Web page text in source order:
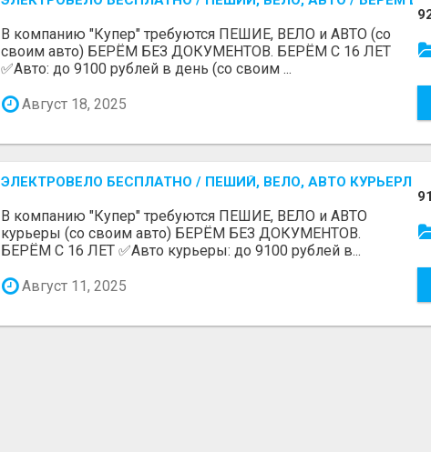
В компанию "Купер" требуются ПЕШИЕ, ВЕЛО и АВТО (со
своим авто) БЕРЁМ БЕЗ ДОКУМЕНТОВ. БЕРЁМ С 16 ЛЕТ
✅Авто: до 9100 рублей в день (со своим ...
Август 18, 2025
ЭЛЕКТРОВЕЛО БЕСПЛАТНО / ПЕШИЙ, ВЕЛО, АВТО
В компанию "Купер" требуются ПЕШИЕ, ВЕЛО и АВТО
курьеры (со своим авто) БЕРЁМ БЕЗ ДОКУМЕНТОВ.
БЕРЁМ С 16 ЛЕТ ✅Авто курьеры: до 9100 рублей в...
Август 11, 2025